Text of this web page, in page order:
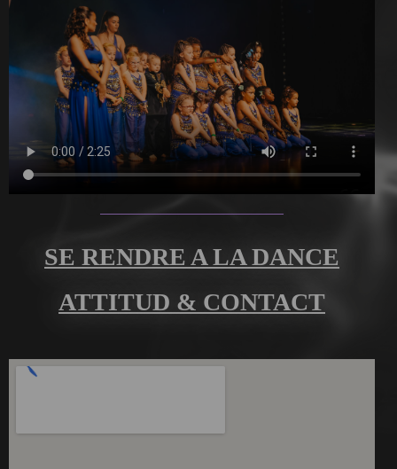
SE RENDRE A LA DANCE
ATTITUD & CONTACT